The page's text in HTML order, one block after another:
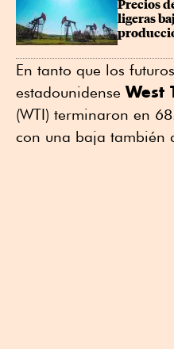
Precios
ligeras
En tanto que los
estadounidenseWest
(WTI) terminaron en
con una baja también